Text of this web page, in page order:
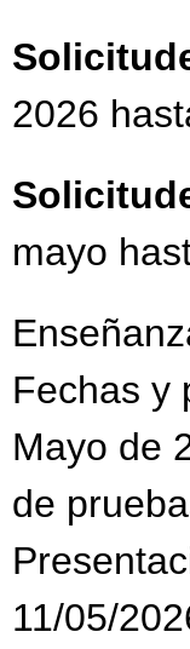
2026
mayo
Fechas y
Mayo de
de
11/05/